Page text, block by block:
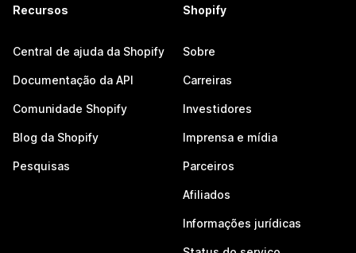
Recursos
Central de ajuda da Shopify
Documentação da API
Comunidade Shopify
Blog da Shopify
Pesquisas
Shopify
Sobre
Carreiras
Investidores
Imprensa e mídia
Parceiros
Afiliados
Informações jurídicas